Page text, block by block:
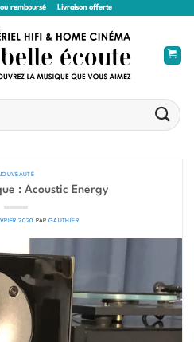
remboursé Livraison offerte
: Acoustic Energy
2020 PAR GAUTHIER